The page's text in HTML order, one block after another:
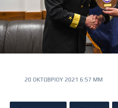
20 ΟΚΤΩΒΡΊΟΥ 2021 6:57 ΜΜ